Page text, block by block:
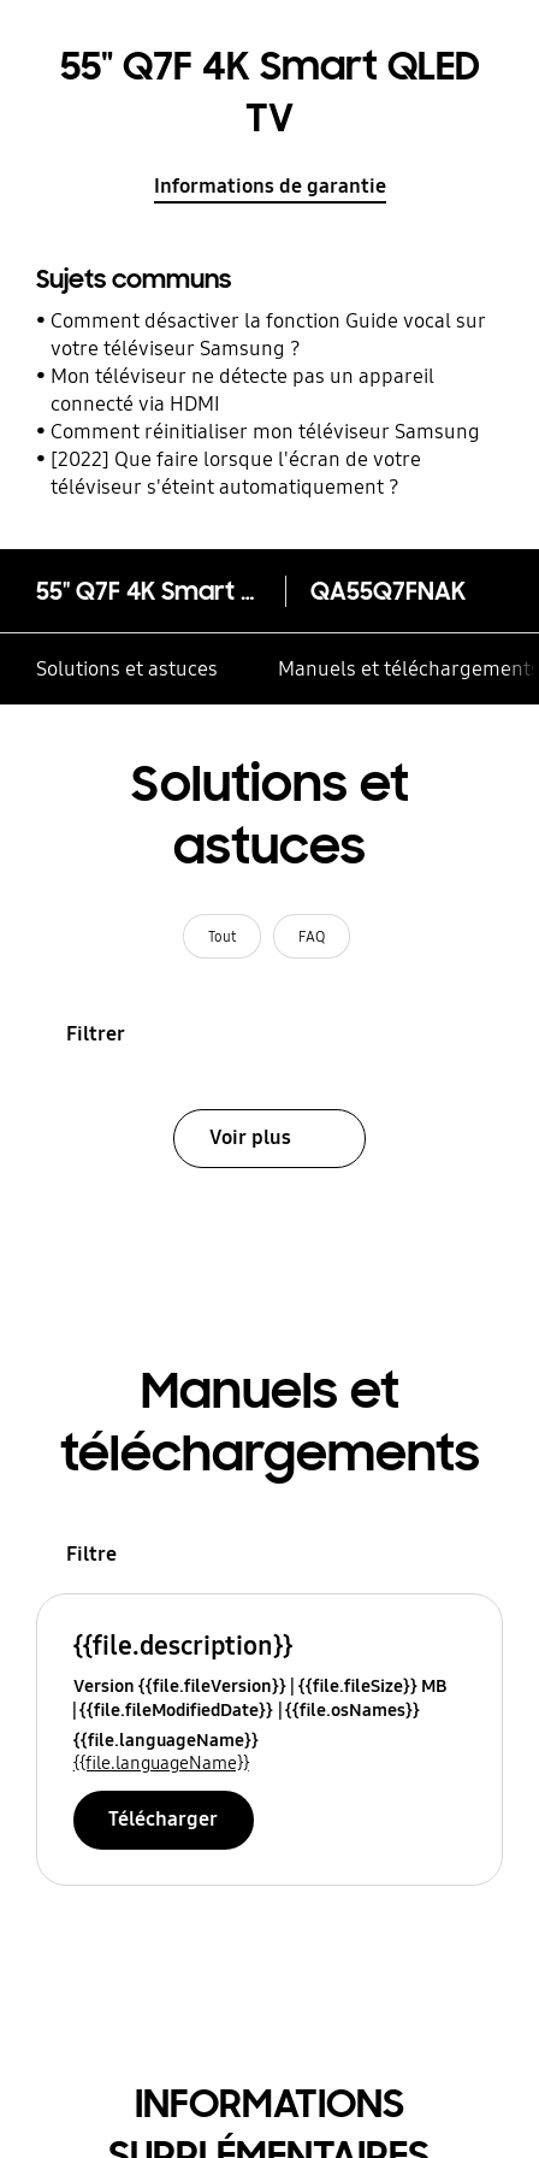
55" Q7F 4K Smart QLED
TV
Informations de garantie
Sujets communs
Comment désactiver la fonction Guide vocal sur
votre téléviseur Samsung ?
Mon téléviseur ne détecte pas un appareil
connecté via HDMI
Comment réinitialiser mon téléviseur Samsung
[2022] Que faire lorsque l'écran de votre
téléviseur s'éteint automatiquement ?
55" Q7F 4K Smart QLED TV QA55Q7FNAK
Solutions et astuces Manuels et téléchargements
Solutions et
astuces
Tout FAQ
Filtrer
Voir plus
Manuels et
téléchargements
Filtre
{{file.description}}
Version {{file.fileVersion}} {{file.fileSize}} MB
{{file.fileModifiedDate}} {{file.osNames}}
{{file.languageName}}
{{file.languageName}}
Télécharger
INFORMATIONS